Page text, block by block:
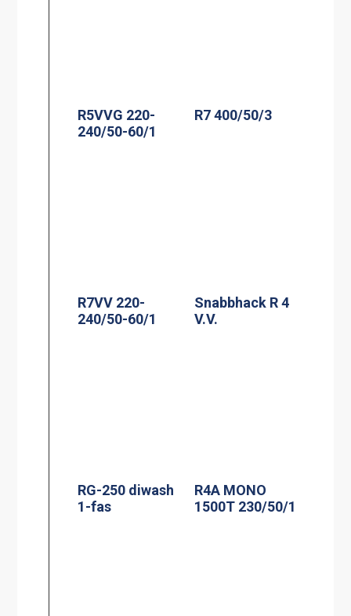
R5VVG 220-
240/50-60/1
R7 400/50/3
R7VV 220-
240/50-60/1
Snabbhack R 4
V.V.
RG-250 diwash
1-fas
R4A MONO
1500T 230/50/1